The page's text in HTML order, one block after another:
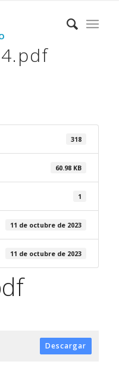
318
60.98 KB
1
11 de octubre de 2023
11 de octubre de 2023
Descargar